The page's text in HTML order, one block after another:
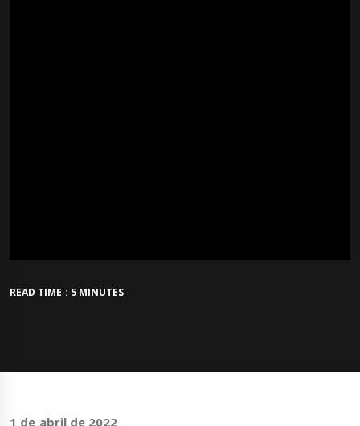
READ TIME : 5 MINUTES
1 de abril de 2022